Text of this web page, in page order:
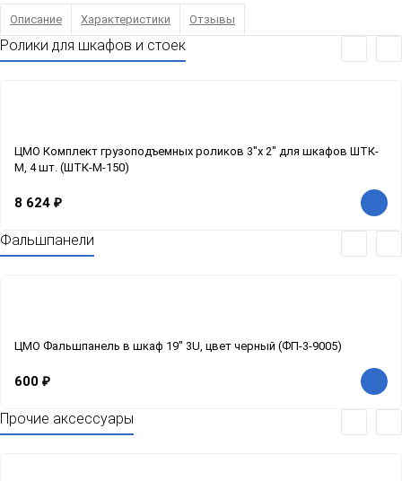
Описание Характеристики Отзывы
Ролики для шкафов и стоек
ЦМО Комплект грузоподъемных роликов 3"x 2" для шкафов ШТК-
М, 4 шт. (ШТК-М-150)
8 624 ₽
Фальшпанели
ЦМО Фальшпанель в шкаф 19" 3U, цвет черный (ФП-3-9005)
600 ₽
Прочие аксессуары